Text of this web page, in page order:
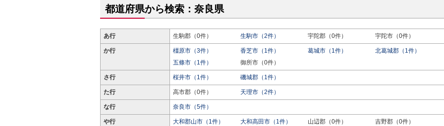
都道府県から検索：奈良県
あ行 生駒郡（0件） 生駒市（2件） 宇陀郡（0件） 宇陀市（0件）
か行 橿原市（3件） 香芝市（1件） 葛城市（1件）
北葛城郡（1件）
五條市（1件）
御所市（0件）
さ行 桜井市（1件） 磯城郡（1件）
た行 高市郡（0件） 天理市（2件）
な行 奈良市（5件）
や行 大和郡山市（1件） 大和高田市（1件） 山辺郡（0件） 吉野郡（0件）